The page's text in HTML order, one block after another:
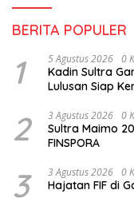
BERITA POPULER
1 5 Agustus 2026 0
Kadin Sultra
Lulusan Siap
2 3 Agustus 2026 0
Sultra Maimo
FINSPORA
3 3 Agustus 2026 0
Hajatan FIF di